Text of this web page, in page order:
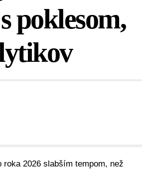
poklesom,
2026 slabším tempom, než